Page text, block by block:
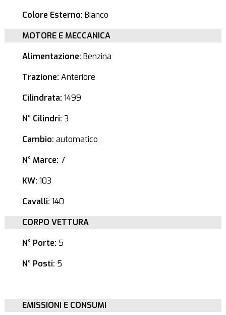
Colore Esterno: Bianco
MOTORE E MECCANICA
Alimentazione: Benzina
Trazione: Anteriore
Cilindrata: 1499
N° Cilindri: 3
Cambio: automatico
N° Marce: 7
KW: 103
Cavalli: 140
CORPO VETTURA
N° Porte: 5
N° Posti: 5
EMISSIONI E CONSUMI